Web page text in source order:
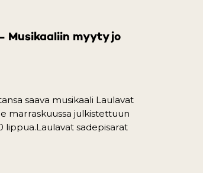
Musikaaliin myyty jo
saava musikaali Laulavat
marraskuussa julkistettuun
lippua.Laulavat sadepisarat